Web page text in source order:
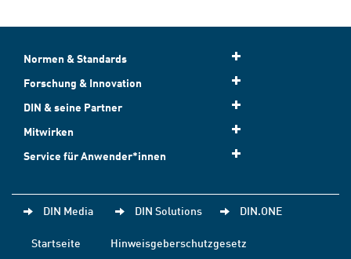
Normen & Standards
Forschung & Innovation
DIN & seine Partner
Mitwirken
Service für Anwender*innen
DIN Media DIN Solutions DIN.ONE
Startseite
Hinweisgeberschutzgesetz